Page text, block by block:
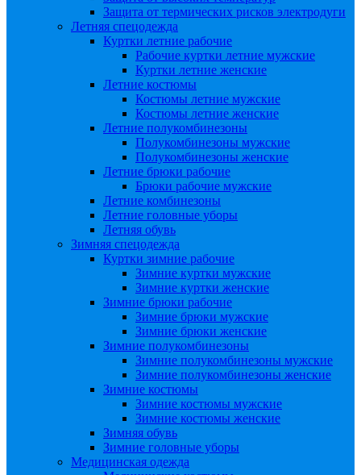
Защита от термических рисков электродуги
Летняя спецодежда
Куртки летние рабочие
Рабочие куртки летние мужские
Куртки летние женские
Летние костюмы
Костюмы летние мужские
Костюмы летние женские
Летние полукомбинезоны
Полукомбинезоны мужские
Полукомбинезоны женские
Летние брюки рабочие
Брюки рабочие мужские
Летние комбинезоны
Летние головные уборы
Летняя обувь
Зимняя спецодежда
Куртки зимние рабочие
Зимние куртки мужские
Зимние куртки женские
Зимние брюки рабочие
Зимние брюки мужские
Зимние брюки женские
Зимние полукомбинезоны
Зимние полукомбинезоны мужские
Зимние полукомбинезоны женские
Зимние костюмы
Зимние костюмы мужские
Зимние костюмы женские
Зимняя обувь
Зимние головные уборы
Медицинская одежда